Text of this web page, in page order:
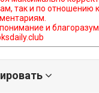
так и по отношению
и